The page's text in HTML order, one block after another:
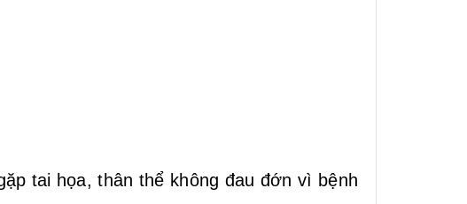
tai họa, thân thể không đau đớn vì bệnh